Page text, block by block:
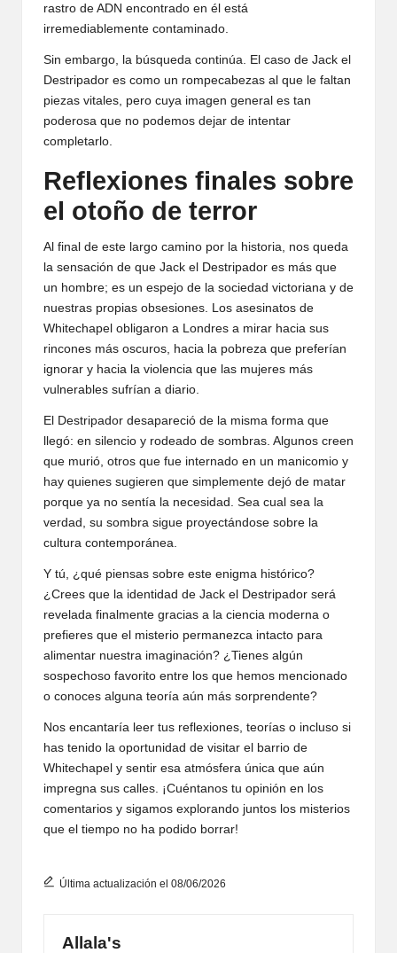
rastro de ADN encontrado en él está
irremediablemente contaminado.
Sin embargo, la búsqueda continúa. El caso de Jack el
Destripador es como un rompecabezas al que le faltan
piezas vitales, pero cuya imagen general es tan
poderosa que no podemos dejar de intentar
completarlo.
Reflexiones finales sobre
el otoño de terror
Al final de este largo camino por la historia, nos queda
la sensación de que Jack el Destripador es más que
un hombre; es un espejo de la sociedad victoriana y de
nuestras propias obsesiones. Los asesinatos de
Whitechapel obligaron a Londres a mirar hacia sus
rincones más oscuros, hacia la pobreza que preferían
ignorar y hacia la violencia que las mujeres más
vulnerables sufrían a diario.
El Destripador desapareció de la misma forma que
llegó: en silencio y rodeado de sombras. Algunos creen
que murió, otros que fue internado en un manicomio y
hay quienes sugieren que simplemente dejó de matar
porque ya no sentía la necesidad. Sea cual sea la
verdad, su sombra sigue proyectándose sobre la
cultura contemporánea.
Y tú, ¿qué piensas sobre este enigma histórico?
¿Crees que la identidad de Jack el Destripador será
revelada finalmente gracias a la ciencia moderna o
prefieres que el misterio permanezca intacto para
alimentar nuestra imaginación? ¿Tienes algún
sospechoso favorito entre los que hemos mencionado
o conoces alguna teoría aún más sorprendente?
Nos encantaría leer tus reflexiones, teorías o incluso si
has tenido la oportunidad de visitar el barrio de
Whitechapel y sentir esa atmósfera única que aún
impregna sus calles. ¡Cuéntanos tu opinión en los
comentarios y sigamos explorando juntos los misterios
que el tiempo no ha podido borrar!
Última actualización el 08/06/2026
Allala's